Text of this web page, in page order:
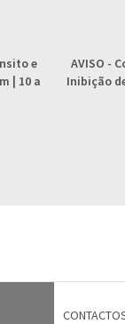
e
| 10 a
AVISO -
Inibição